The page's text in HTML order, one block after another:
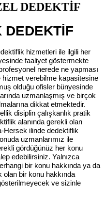
DEDEKTİF
DEDEKTİF
hizmetleri ile ilgili her
faaliyet göstermekte
nerede ne yapması
verebilme kapasitesine
olduğu ofisler bünyesinde
uzmanlaşmış ve birçok
dikkat etmektedir.
disiplin çalışkanlık pratik
alanında gerekli olan
Hersek ilinde dedektiflik
uzmanlarımız ile
gördüğünüz her konu
edebilirsiniz. Yalnızca
bir konu hakkında ya da
olan bir konu hakkında
ve sizinle